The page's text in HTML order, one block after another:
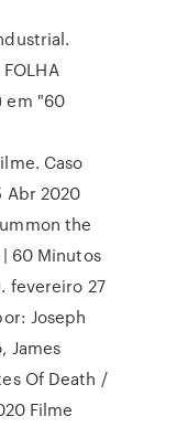
FOLHA
em "60
Caso
Abr 2020
the
60 Minutos
fevereiro 27
Joseph
James
Of Death /
Filme